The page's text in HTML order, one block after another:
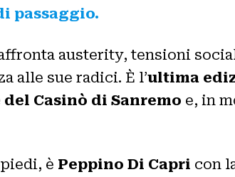
passaggio.
affronta austerity, tensioni
alle sue radici. È l’ultima
Casinò di Sanremo e, in
è Peppino Di Capri con